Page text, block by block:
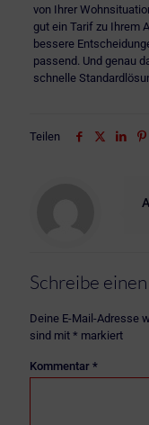
von Ihrer
gut ein Tarif zu Ihrem
bessere
passend. Und genau
schnelle
Teilen
Schreibe
Deine E-Mail-Adresse
sind mit * markiert
Kommentar *